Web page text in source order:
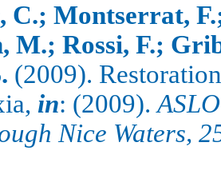
C.; Montserrat,
M.; Rossi, F.;
(2009).
in: (2009).
Nice Waters,